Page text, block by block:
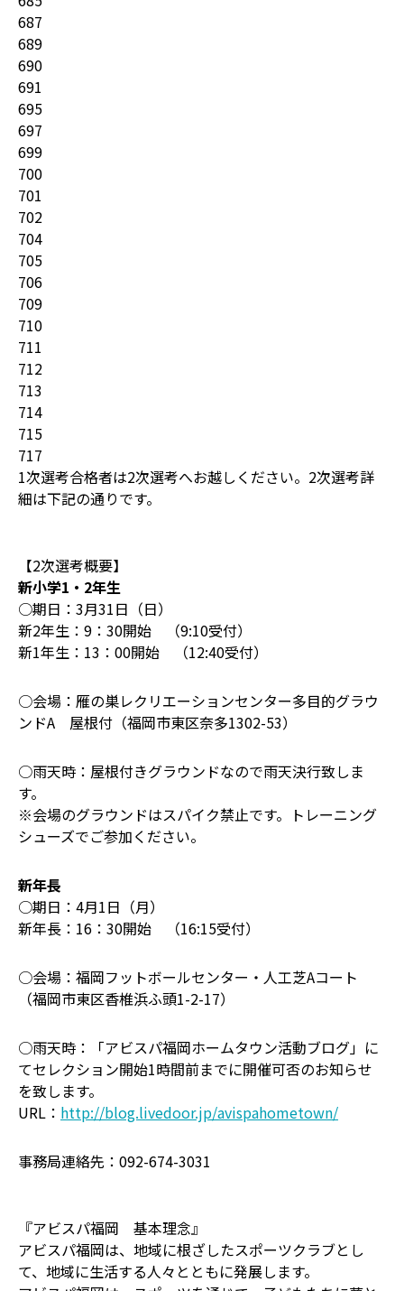
687
689
690
691
695
697
699
700
701
702
704
705
706
709
710
711
712
713
714
715
717
1次選考合格者は2次選考へお越しください。2次選考詳
細は下記の通りです。
【2次選考概要】
新小学1・2年生
○期日：3月31日（日）
新2年生：9：30開始 （9:10受付）
新1年生：13：00開始 （12:40受付）
○会場：雁の巣レクリエーションセンター多目的グラウ
ンドA 屋根付（福岡市東区奈多1302-53）
○雨天時：屋根付きグラウンドなので雨天決行致しま
す。
※会場のグラウンドはスパイク禁止です。トレーニング
シューズでご参加ください。
新年長
○期日：4月1日（月）
新年長：16：30開始 （16:15受付）
○会場：福岡フットボールセンター・人工芝Aコート
（福岡市東区香椎浜ふ頭1-2-17）
○雨天時：「アビスパ福岡ホームタウン活動ブログ」に
てセレクション開始1時間前までに開催可否のお知らせ
を致します。
URL： http://blog.livedoor.jp/avispahometown/
事務局連絡先：092-674-3031
『アビスパ福岡 基本理念』
アビスパ福岡は、地域に根ざしたスポーツクラブとし
て、地域に生活する人々とともに発展します。